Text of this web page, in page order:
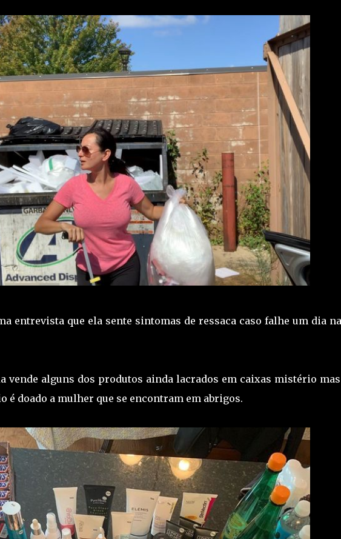
entrevista que ela sente sintomas de ressaca caso falhe um dia
vende alguns dos produtos ainda lacrados em caixas mistério
é doado a mulher que se encontram em abrigos.